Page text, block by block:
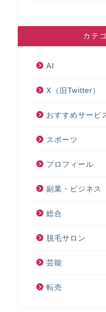
カテ
AI
X（旧Twitter）
おすすめサービ
スポーツ
プロフィール
副業・ビジネス
総合
脱毛サロン
芸能
転売